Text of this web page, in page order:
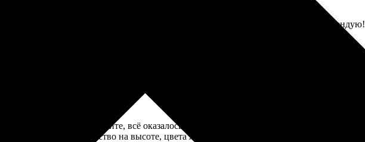
Заказал на сайте, всё оказалось просто и удобно.
готовый заказ. Качество на высоте, цвета яркие, приятно пользоваться. Рекомендую!
Заказал на сайте, всё оказалось просто и удобно.
готовый заказ. Качество на высоте, цвета яркие, приятно пользоваться. Рекомендую!